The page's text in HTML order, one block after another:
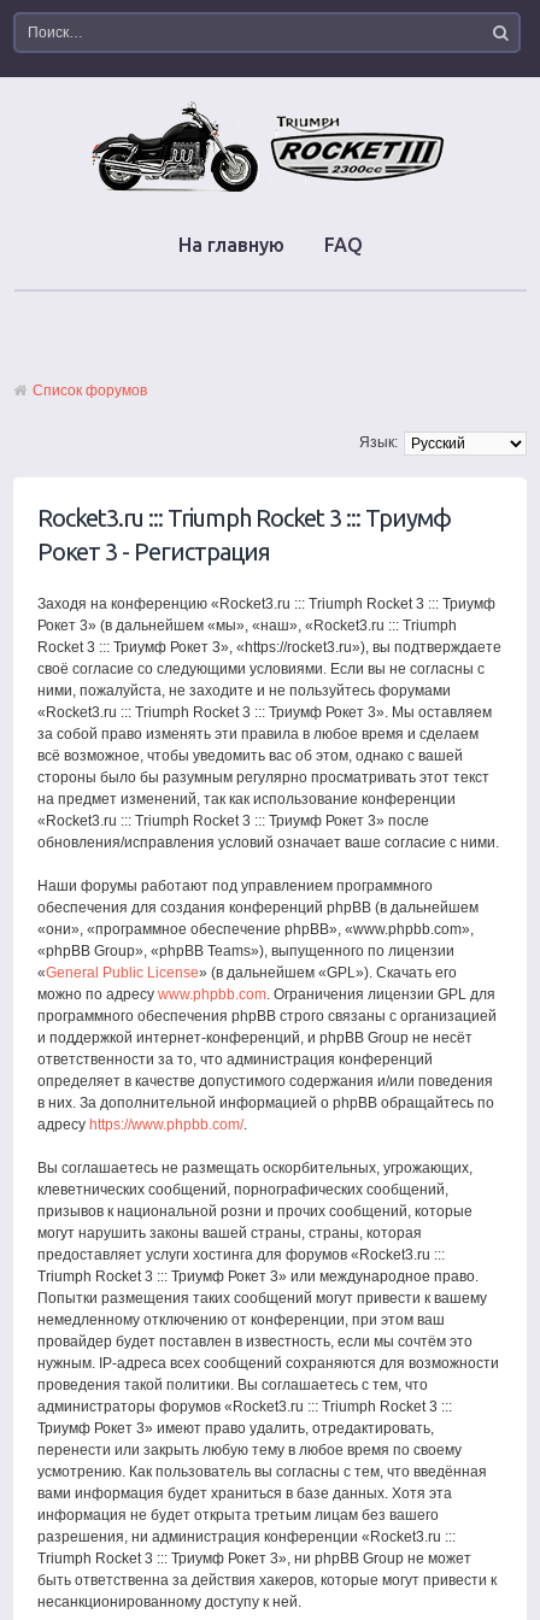
На главную FAQ
Список форумов
Язык:
Rocket3.ru ::: Triumph Rocket 3 ::: Триумф
Рокет 3 - Регистрация
Заходя на конференцию «Rocket3.ru ::: Triumph Rocket 3 ::: Триумф
Рокет 3» (в дальнейшем «мы», «наш», «Rocket3.ru ::: Triumph
Rocket 3 ::: Триумф Рокет 3», «https://rocket3.ru»), вы подтверждаете
своё согласие со следующими условиями. Если вы не согласны с
ними, пожалуйста, не заходите и не пользуйтесь форумами
«Rocket3.ru ::: Triumph Rocket 3 ::: Триумф Рокет 3». Мы оставляем
за собой право изменять эти правила в любое время и сделаем
всё возможное, чтобы уведомить вас об этом, однако с вашей
стороны было бы разумным регулярно просматривать этот текст
на предмет изменений, так как использование конференции
«Rocket3.ru ::: Triumph Rocket 3 ::: Триумф Рокет 3» после
обновления/исправления условий означает ваше согласие с ними.
Наши форумы работают под управлением программного
обеспечения для создания конференций phpBB (в дальнейшем
«они», «программное обеспечение phpBB», «www.phpbb.com»,
«phpBB Group», «phpBB Teams»), выпущенного по лицензии
«General Public License» (в дальнейшем «GPL»). Скачать его
можно по адресуwww.phpbb.com. Ограничения лицензии GPL для
программного обеспечения phpBB строго связаны с организацией
и поддержкой интернет-конференций, и phpBB Group не несёт
ответственности за то, что администрация конференций
определяет в качестве допустимого содержания и/или поведения
в них. За дополнительной информацией о phpBB обращайтесь по
адресу https://www.phpbb.com/.
Вы соглашаетесь не размещать оскорбительных, угрожающих,
клеветнических сообщений, порнографических сообщений,
призывов к национальной розни и прочих сообщений, которые
могут нарушить законы вашей страны, страны, которая
предоставляет услуги хостинга для форумов «Rocket3.ru :::
Triumph Rocket 3 ::: Триумф Рокет 3» или международное право.
Попытки размещения таких сообщений могут привести к вашему
немедленному отключению от конференции, при этом ваш
провайдер будет поставлен в известность, если мы сочтём это
нужным. IP-адреса всех сообщений сохраняются для возможности
проведения такой политики. Вы соглашаетесь с тем, что
администраторы форумов «Rocket3.ru ::: Triumph Rocket 3 :::
Триумф Рокет 3» имеют право удалить, отредактировать,
перенести или закрыть любую тему в любое время по своему
усмотрению. Как пользователь вы согласны с тем, что введённая
вами информация будет храниться в базе данных. Хотя эта
информация не будет открыта третьим лицам без вашего
разрешения, ни администрация конференции «Rocket3.ru :::
Triumph Rocket 3 ::: Триумф Рокет 3», ни phpBB Group не может
быть ответственна за действия хакеров, которые могут привести к
несанкционированному доступу к ней.